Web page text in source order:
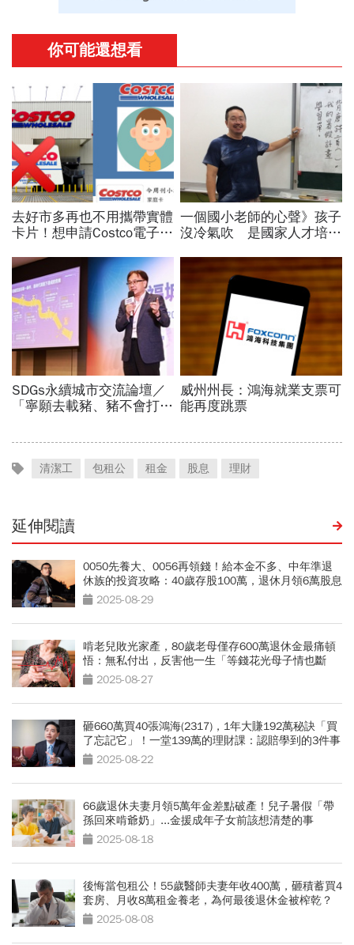
清潔工 包租公 租金 股息 理財
延伸閱讀
0050先養大、0056再領錢！給本金不多、中年準退
休族的投資攻略：40歲存股100萬，退休月領6萬股息
2025-08-29
啃老兒敗光家產，80歲老母僅存600萬退休金最痛頓
悟：無私付出，反害他一生「等錢花光母子情也斷
了」2025-08-27
砸660萬買40張鴻海(2317)，1年大賺192萬秘訣「買
了忘記它」！一堂139萬的理財課：認賠學到的3件事
2025-08-22
66歲退休夫妻月領5萬年金差點破產！兒子暑假「帶
孫回來啃爺奶」...金援成年子女前該想清楚的事
2025-08-18
後悔當包租公！55歲醫師夫妻年收400萬，砸積蓄買4
套房、月收8萬租金養老，為何最後退休金被榨乾？
2025-08-08